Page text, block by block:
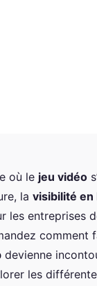
où le jeu vidéo
la visibilité en
les entreprises
comment
devienne
les